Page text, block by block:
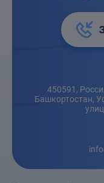
450591,
Башкортостан,